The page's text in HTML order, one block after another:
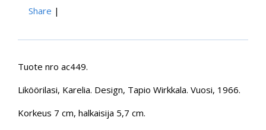
Share |
Tuote nro ac449.
Liköörilasi, Karelia. Design, Tapio Wirkkala. Vuosi, 1966.
Korkeus 7 cm, halkaisija 5,7 cm.